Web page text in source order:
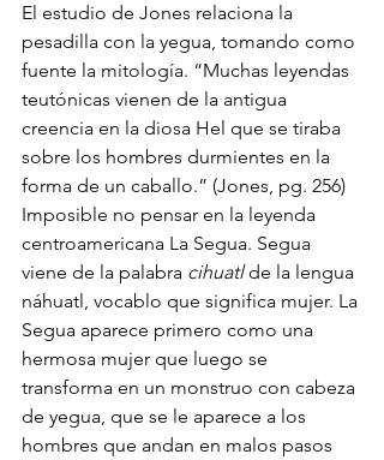
El estudio de Jones relaciona la
pesadilla con la yegua, tomando como
fuente la mitología. “Muchas leyendas
teutónicas vienen de la antigua
creencia en la diosa Hel que se tiraba
sobre los hombres durmientes en la
forma de un caballo.” (Jones, pg. 256)
Imposible no pensar en la leyenda
centroamericana La Segua. Segua
viene de la palabra cihuatl de la lengua
náhuatl, vocablo que significa mujer. La
Segua aparece primero como una
hermosa mujer que luego se
transforma en un monstruo con cabeza
de yegua, que se le aparece a los
hombres que andan en malos pasos